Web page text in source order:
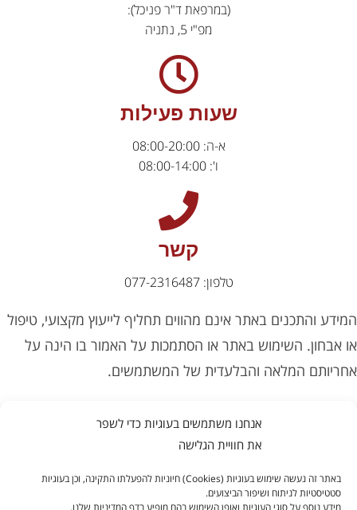
אנחנו משתמשים בעוגיות כדי לשפר
את חוויית הגלישה
באתר זה נעשה שימוש בעוגיות (Cookies) חיוניות להפעלתו התקינה, וכן בעוגיות
סטטיסטיות לניתוח ושיפור הביצועים.
מידע נוסף על סוגי העוגיות ואופן השימוש בהם מופיע בדף המדיניות שלנו.
(במרפאת ד"ר פניכל):
מפ"י 5, נתניה
שעות פעילות
א-ה: 08:00-20:00
ו': 08:00-14:00
קשר
טלפון: 077-2316487
המידע והתכנים באתר אינם מהווים תחליף לייעוץ מקצועי, טיפול
או אבחון. השימוש באתר או הסתמכות על האמור בו הינה על
אחריותם המלאה והבלעדית של המשתמשים.
POWERED BY PIXELIT